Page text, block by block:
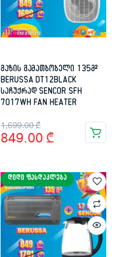
გაზის გამათბობელი 135მ²
BERUSSA DT12BLACK
საჩუქრად SENCOR SFH
7017WH FAN HEATER
1,699.00₾
Original
price
1,699.00 ₾.
849.00 ₾
Current
price
849.00 ₾.
ᲓᲘᲓᲘ ᲤᲐᲡᲓᲐᲙᲚᲔᲑᲐ